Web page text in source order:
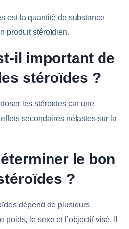
est la quantité de substance
produit stéroïdien.
il important de
stéroïdes ?
doser les stéroïdes car une
secondaires néfastes sur la
le bon
?
dépend de plusieurs
poids, le sexe et l’objectif visé. Il